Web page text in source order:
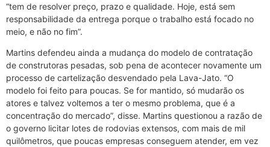
“tem de resolver preço, prazo e qualidade. Hoje, está sem
responsabilidade da entrega porque o trabalho está focado no
meio, e não no fim”.
Martins defendeu ainda a mudança do modelo de contratação
de construtoras pesadas, sob pena de acontecer novamente um
processo de cartelização desvendado pela Lava-Jato. “O
modelo foi feito para poucas. Se for mantido, só mudarão os
atores e talvez voltemos a ter o mesmo problema, que é a
concentração do mercado”, disse. Martins questionou a razão de
o governo licitar lotes de rodovias extensos, com mais de mil
quilômetros, que poucas empresas conseguem atender, em vez